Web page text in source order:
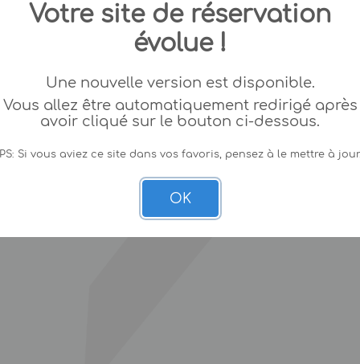
Votre site de réservation
évolue !
Une nouvelle version est disponible.
Vous allez être automatiquement redirigé après
avoir cliqué sur le bouton ci-dessous.
PS: Si vous aviez ce site dans vos favoris, pensez à le mettre à
OK